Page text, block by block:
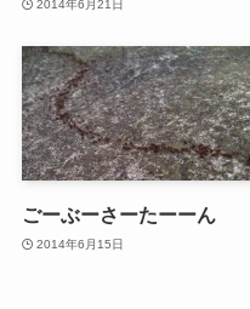
2014年6月21日
ごーぶーさーたーーん
2014年6月15日